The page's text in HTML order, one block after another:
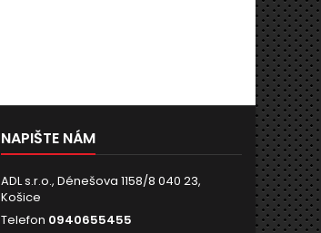
NAPIŠTE NÁM
ADL s.r.o., Dénešova 1158/8 040 23,
Košice
Telefon 0940655455